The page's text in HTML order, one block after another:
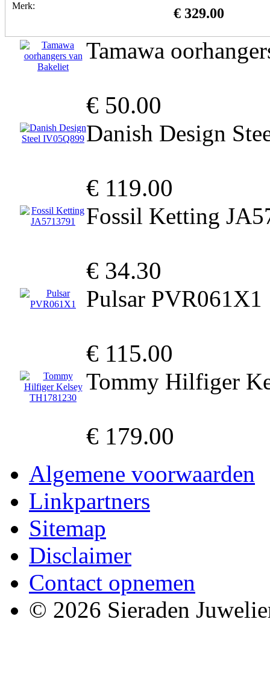
Merk: € 329.00
Tamawa
€ 50.00
Danish Design
€ 119.00
Fossil Ketting
€ 34.30
Pulsar PVR061X1
€ 115.00
Tommy Hilfiger
€ 179.00
Algemene voorwaarden
Linkpartners
Sitemap
Disclaimer
Contact opnemen
© 2026 Sieraden